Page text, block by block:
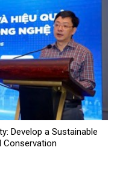
Develop a Sustainable
Conservation